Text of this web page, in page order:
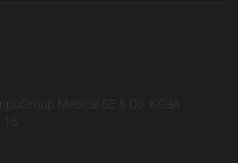
Medical SE & Co. KGaA